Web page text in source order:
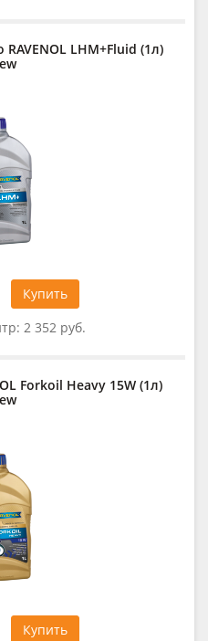
LHM+Fluid (1л)
Купить
2 352 руб.
Forkoil Heavy 15W (1л)
Купить